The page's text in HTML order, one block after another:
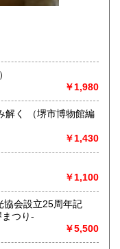
いジャンルにこだ
し、幅広く販売し
ください。
大切な蔵書のご処分
実用書、美術、児
￥1,980
館編
￥1,430
￥1,100
協会設立25周年記
つり-
￥5,500